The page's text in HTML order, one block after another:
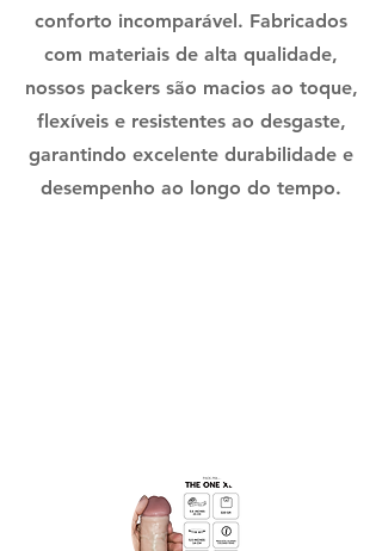
conforto incomparável. Fabricados
com materiais de alta qualidade,
nossos packers são macios ao toque,
flexíveis e resistentes ao desgaste,
garantindo excelente durabilidade e
desempenho ao longo do tempo.